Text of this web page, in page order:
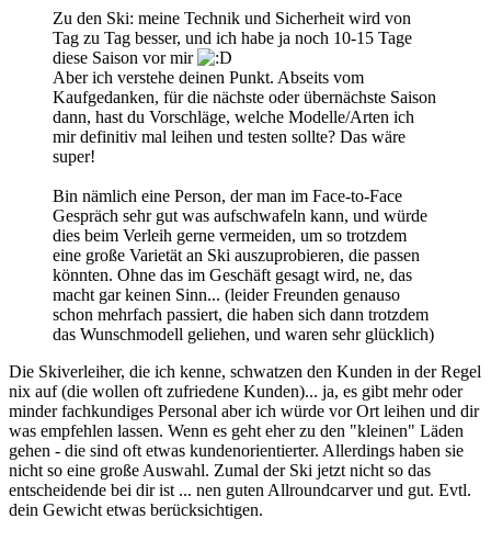
Zu den Ski: meine Technik und Sicherheit wird von
Tag zu Tag besser, und ich habe ja noch 10-15 Tage
diese Saison vor mir
Aber ich verstehe deinen Punkt. Abseits vom
Kaufgedanken, für die nächste oder übernächste Saison
dann, hast du Vorschläge, welche Modelle/Arten ich
mir definitiv mal leihen und testen sollte? Das wäre
super!
Bin nämlich eine Person, der man im Face-to-Face
Gespräch sehr gut was aufschwafeln kann, und würde
dies beim Verleih gerne vermeiden, um so trotzdem
eine große Varietät an Ski auszuprobieren, die passen
könnten. Ohne das im Geschäft gesagt wird, ne, das
macht gar keinen Sinn... (leider Freunden genauso
schon mehrfach passiert, die haben sich dann trotzdem
das Wunschmodell geliehen, und waren sehr glücklich)
Die Skiverleiher, die ich kenne, schwatzen den Kunden in der Regel
nix auf (die wollen oft zufriedene Kunden)... ja, es gibt mehr oder
minder fachkundiges Personal aber ich würde vor Ort leihen und dir
was empfehlen lassen. Wenn es geht eher zu den "kleinen" Läden
gehen - die sind oft etwas kundenorientierter. Allerdings haben sie
nicht so eine große Auswahl. Zumal der Ski jetzt nicht so das
entscheidende bei dir ist ... nen guten Allroundcarver und gut. Evtl.
dein Gewicht etwas berücksichtigen.